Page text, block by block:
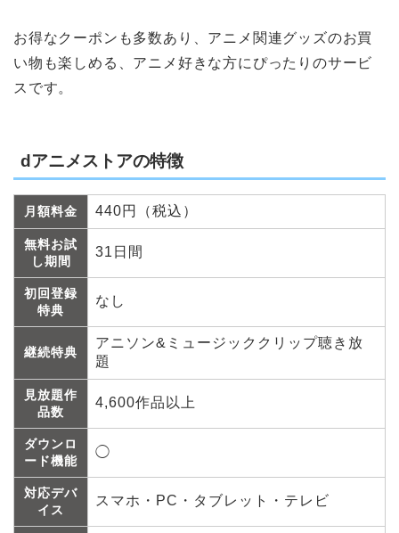
お得なクーポンも多数あり、アニメ関連グッズのお買
い物も楽しめる、アニメ好きな方にぴったりのサービ
スです。
dアニメストアの特徴
月額料金 440円（税込）
無料お試
し期間
31日間
初回登録
特典
なし
継続特典
アニソン&ミュージッククリップ聴き放
題
見放題作
品数
4,600作品以上
ダウンロ
ード機能
◯
対応デバ
イス
スマホ・PC・タブレット・テレビ